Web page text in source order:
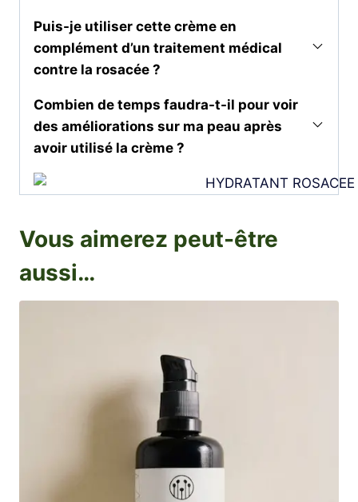
Puis-je utiliser cette crème en
complément d’un traitement médical
contre la rosacée ?
Combien de temps faudra-t-il pour voir
des améliorations sur ma peau après
avoir utilisé la crème ?
Vous aimerez peut-être
aussi…